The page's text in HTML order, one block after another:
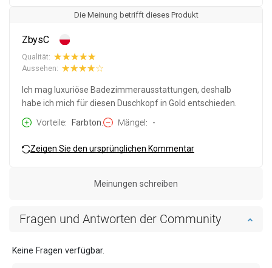
Die Meinung betrifft dieses Produkt
ZbysC
Qualität:
Aussehen:
Ich mag luxuriöse Badezimmerausstattungen, deshalb
habe ich mich für diesen Duschkopf in Gold entschieden.
Vorteile
Farbton. Mängel -
Zeigen Sie den ursprünglichen Kommentar
Meinungen schreiben
Fragen und Antworten der Community
Keine Fragen verfügbar.